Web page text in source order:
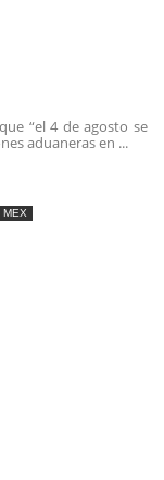
“el 4 de agosto se
aduaneras en ...